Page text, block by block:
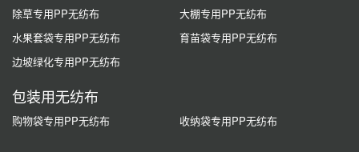
除草专用PP无纺布
大棚专用PP无纺布
水果套袋专用PP无纺布
育苗袋专用PP无纺布
边坡绿化专用PP无纺布
包装用无纺布
购物袋专用PP无纺布 收纳袋专用PP无纺布